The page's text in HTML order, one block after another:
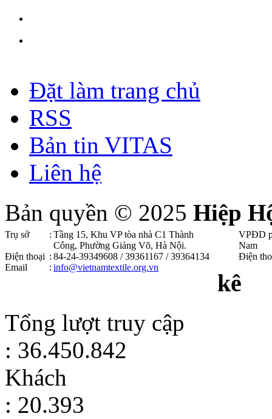
Đặt làm trang chủ
RSS
Bản tin VITAS
Liên hệ
Bản quyền © 2025 Hiệp
Trụ sở : Tầng 15, Khu VP tòa nhà C1 Thành
Công, Phường Giảng Võ, Hà Nội .
Điện thoại : 84-24-39349608 / 39361167 / 39364134
Email
: info@vietnamtextile.org.vn
VPĐD
Nam
Điện
kê
Tổng lượt truy cập
: 36.450.842
Khách
: 20.393